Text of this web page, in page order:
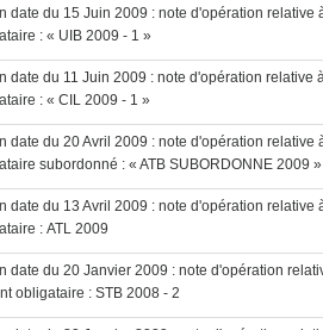
date du 15 Juin 2009 : note d'opération
: « UIB 2009 - 1 »
date du 11 Juin 2009 : note d'opération
: « CIL 2009 - 1 »
date du 20 Avril 2009 : note d'opération
subordonné : « ATB SUBORDONNE 2009 »
date du 13 Avril 2009 : note d'opération
: ATL 2009
date du 20 Janvier 2009 : note d'opération
obligataire : STB 2008 - 2